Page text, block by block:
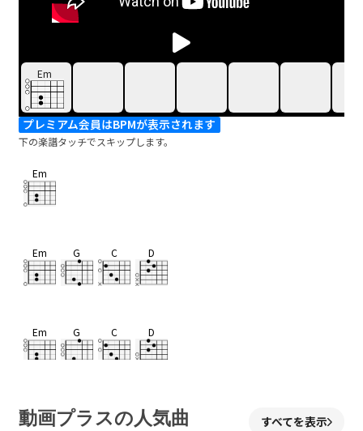
Em
プレミアム会員はBPMが表示されます
下の楽譜タッチでスキップします。
Em
Em G C D
Em G C D
Em G C D
動画プラスの人気曲 すべてを表示